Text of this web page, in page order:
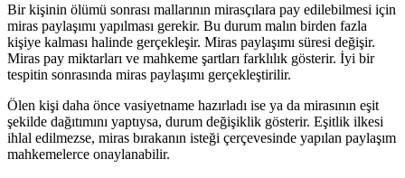
Bir kişinin ölümü sonrası mallarının mirasçılara pay edilebilmesi için
miras paylaşımı yapılması gerekir. Bu durum malın birden fazla
kişiye kalması halinde gerçekleşir. Miras paylaşımı süresi değişir.
Miras pay miktarları ve mahkeme şartları farklılık gösterir. İyi bir
tespitin sonrasında miras paylaşımı gerçekleştirilir.
Ölen kişi daha önce vasiyetname hazırladı ise ya da mirasının eşit
şekilde dağıtımını yaptıysa, durum değişiklik gösterir. Eşitlik ilkesi
ihlal edilmezse, miras bırakanın isteği çerçevesinde yapılan paylaşım
mahkemelerce onaylanabilir.